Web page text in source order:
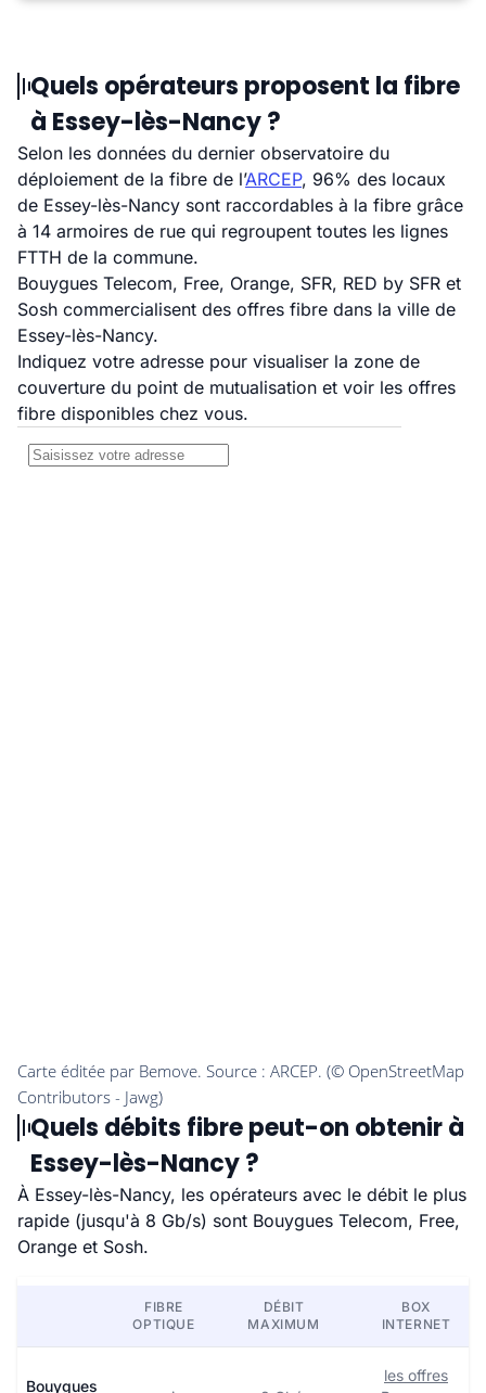
Quels opérateurs proposent la fibre
à Essey-lès-Nancy ?
Selon les données du dernier observatoire du
déploiement de la fibre de l’ARCEP, 96% des locaux
de Essey-lès-Nancy sont raccordables à la fibre grâce
à 14 armoires de rue qui regroupent toutes les lignes
FTTH de la commune.
Bouygues Telecom, Free, Orange, SFR, RED by SFR et
Sosh commercialisent des offres fibre dans la ville de
Essey-lès-Nancy.
Indiquez votre adresse pour visualiser la zone de
couverture du point de mutualisation et voir les offres
fibre disponibles chez vous.
Quels débits fibre peut-on obtenir à
Essey-lès-Nancy ?
À Essey-lès-Nancy, les opérateurs avec le débit le plus
rapide (jusqu'à 8 Gb/s) sont Bouygues Telecom, Free,
Orange et Sosh.
FIBRE
OPTIQUE
DÉBIT
MAXIMUM
BOX
INTERNET
Bouygues
les offres